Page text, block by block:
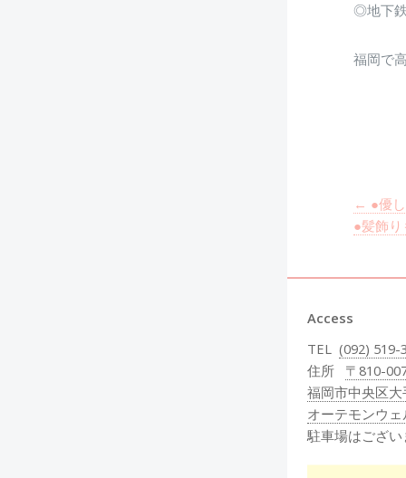
◎地下
福岡で
← ●優
●髪飾
Access
TEL (092) 519-
住所 〒810-
福岡市中央区
オーテモンウ
駐車場はござ